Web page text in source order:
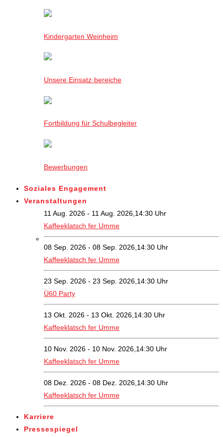
Kindergarten Weinheim
Unsere Einsatz·bereiche
Fortbildung für Schulbegleiter
Bewerbungen
Soziales Engagement
Veranstaltungen
11 Aug. 2026 - 11 Aug. 2026,14:30 Uhr
Kaffeeklatsch fer Umme
08 Sep. 2026 - 08 Sep. 2026,14:30 Uhr
Kaffeeklatsch fer Umme
23 Sep. 2026 - 23 Sep. 2026,14:30 Uhr
Ü60 Party
13 Okt. 2026 - 13 Okt. 2026,14:30 Uhr
Kaffeeklatsch fer Umme
10 Nov. 2026 - 10 Nov. 2026,14:30 Uhr
Kaffeeklatsch fer Umme
08 Dez. 2026 - 08 Dez. 2026,14:30 Uhr
Kaffeeklatsch fer Umme
Karriere
Pressespiegel